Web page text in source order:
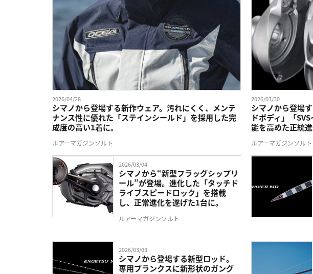
2026/04/28
シマノから登場する新作ウェア。汚れにくく、メンテ
ナンス性に優れた「ステインシールド」を採用した完
成度の高い1着に。
ルアーマガジンソルト
2026/03/30
シマノから登場
ドボディ」「
能を高めた正統進
ルアーマガジンソルト
2026/03/04
シマノから“新型フラッグシップリ
ール”が登場。進化した「タッチド
ライブスピードロック」を搭載
し、正常進化を遂げた1台に。
ルアーマガジンソルト
2026/03/03
シマノから登場する新型ロッド。
専用ブランクスに新形状のガング